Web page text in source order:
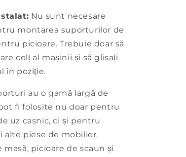
Nu sunt necesare
montarea suporturilor de
picioare. Trebuie doar să
colț al mașinii și să glisați
în poziție.
au o gamă largă de
fi folosite nu doar pentru
uz casnic, ci și pentru
alte piese de mobilier,
masă, picioare de scaun și